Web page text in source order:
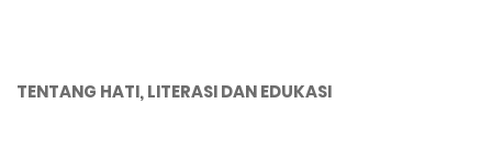
TENTANG HATI, LITERASI DAN EDUKASI